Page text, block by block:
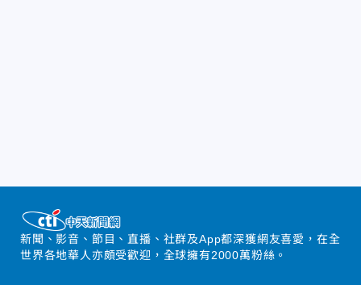
新聞、影音、節目、直播、社群及App都深獲網友喜愛，在全
世界各地華人亦頗受歡迎，全球擁有2000萬粉絲。